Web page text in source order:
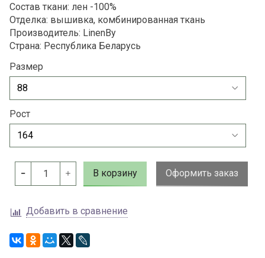
Состав ткани: лен -100%
Отделка: вышивка, комбинированная ткань
Производитель: LinenBy
Страна: Республика Беларусь
Размер
Рост
В корзину Оформить заказ
Добавить в сравнение